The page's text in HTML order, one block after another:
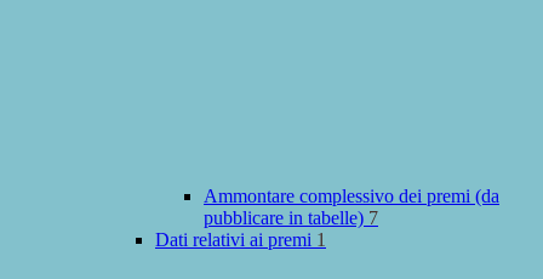
Ammontare complessivo dei premi (da
pubblicare in tabelle) 7
Dati relativi ai premi 1